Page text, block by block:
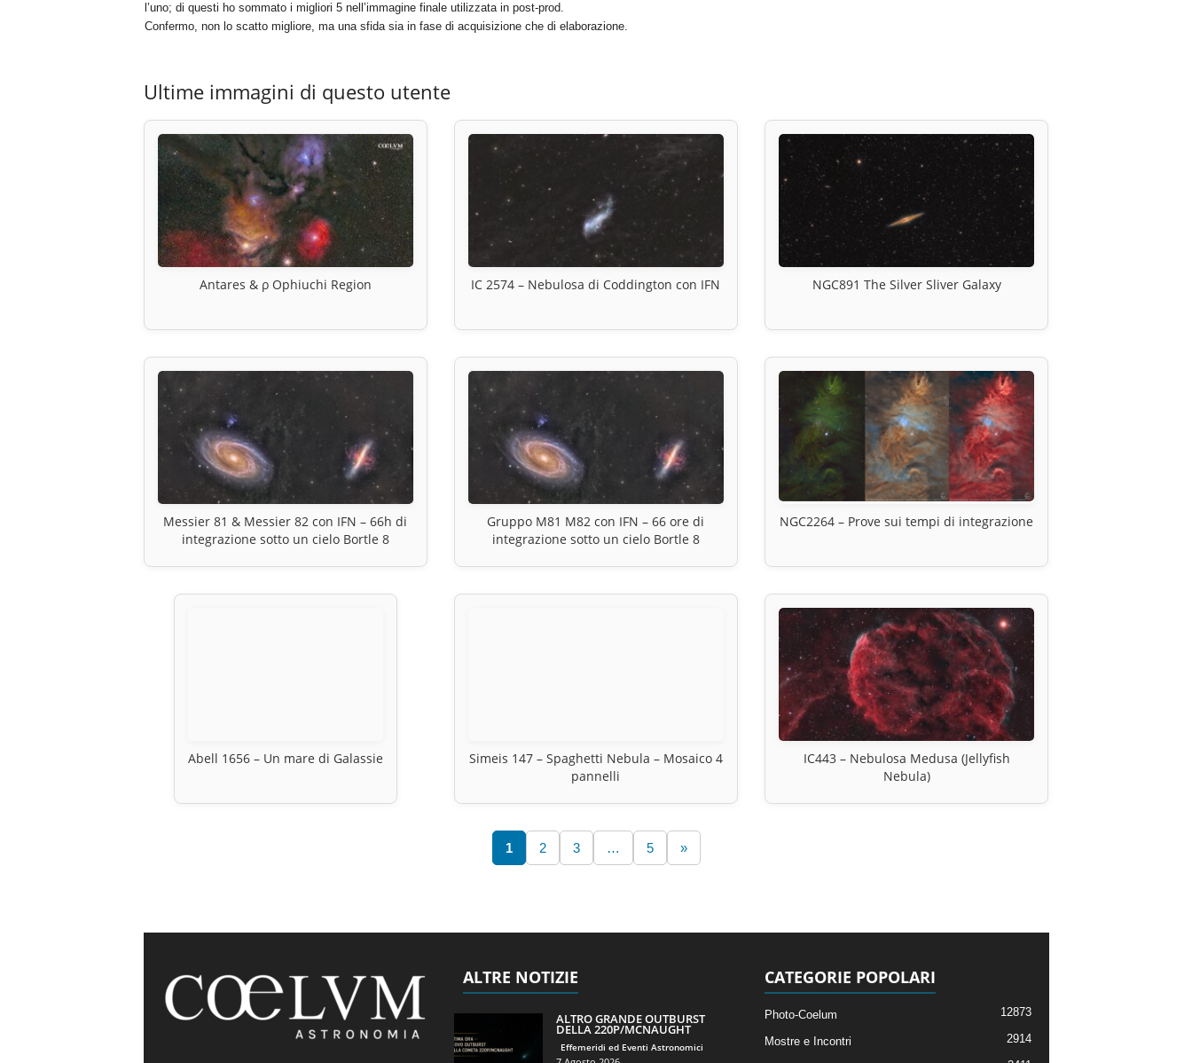
l’uno; di questi ho sommato i migliori 5 nell’immagine finale utilizzata in post-prod.
Confermo, non lo scatto migliore, ma una sfida sia in fase di acquisizione che di elaborazione.
Ultime immagini di questo utente
Antares & ρ Ophiuchi Region IC 2574 – Nebulosa di Coddington con IFN NGC891 The Silver Sliver Galaxy
Messier 81 & Messier 82 con IFN – 66h di
integrazione sotto un cielo Bortle 8
Gruppo M81 M82 con IFN – 66 ore di
integrazione sotto un cielo Bortle 8
NGC2264 – Prove sui tempi di integrazione
Abell 1656 – Un mare di Galassie
Simeis 147 – Spaghetti Nebula – Mosaico 4
pannelli
IC443 – Nebulosa Medusa (Jellyfish
Nebula)
1 2 3 … 5 »
ALTRE NOTIZIE
ALTRO GRANDE OUTBURST
DELLA 220P/MCNAUGHT
Effemeridi ed Eventi Astronomici
CATEGORIE POPOLARI
Photo-Coelum 12873
Mostre e Incontri 2914